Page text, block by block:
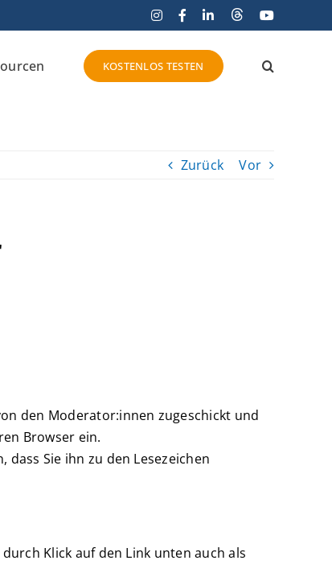
InstagramFacebookLinkedInThreadsYouTube
KOSTENLOS TESTEN
Zurück Vor
den Moderator:innen zugeschickt und
Browser ein.
Sie ihn zu den Lesezeichen
Klick auf den Link unten auch als